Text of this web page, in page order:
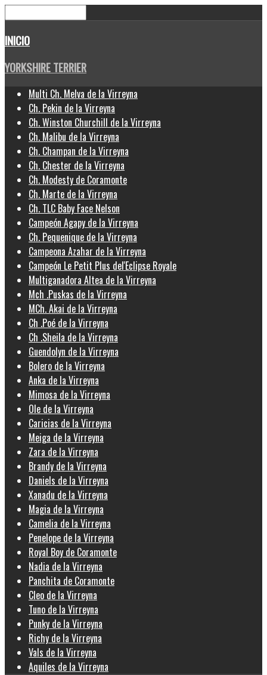
INICIO
YORKSHIRE TERRIER
Multi Ch. Melva de la Virreyna
Ch. Pekin de la Virreyna
Ch. Winston Churchill de la Virreyna
Ch. Malibu de la Virreyna
Ch. Champan de la Virreyna
Ch. Chester de la Virreyna
Ch. Modesty de Coramonte
Ch. Marte de la Virreyna
Ch. TLC Baby Face Nelson
Campeón Agapy de la Virreyna
Ch. Pequenique de la Virreyna
Campeona Azahar de la Virreyna
Campeón Le Petit Plus del'Eclipse Royale
Multiganadora Altea de la Virreyna
Mch .Puskas de la Virreyna
MCh. Akai de la Virreyna
Ch .Poé de la Virreyna
Ch .Sheila de la Virreyna
Guendolyn de la Virreyna
Bolero de la Virreyna
Anka de la Virreyna
Mimosa de la Virreyna
Ole de la Virreyna
Caricias de la Virreyna
Meiga de la Virreyna
Zara de la Virreyna
Brandy de la Virreyna
Daniels de la Virreyna
Xanadu de la Virreyna
Magia de la Virreyna
Camelia de la Virreyna
Penelope de la Virreyna
Royal Boy de Coramonte
Nadia de la Virreyna
Panchita de Coramonte
Cleo de la Virreyna
Tuno de la Virreyna
Punky de la Virreyna
Richy de la Virreyna
Vals de la Virreyna
Aquiles de la Virreyna